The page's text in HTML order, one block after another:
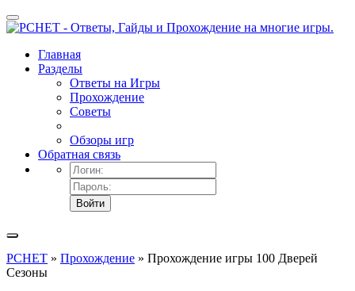
Главная
Разделы
Ответы на Игры
Прохождение
Советы
Обзоры игр
Обратная связь
Войти
PCHET » Прохождение » Прохождение игры 100 Дверей
Сезоны